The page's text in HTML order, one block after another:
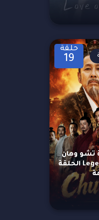
حلقة
19
وهان
Legend of Chu and Han الحلقة